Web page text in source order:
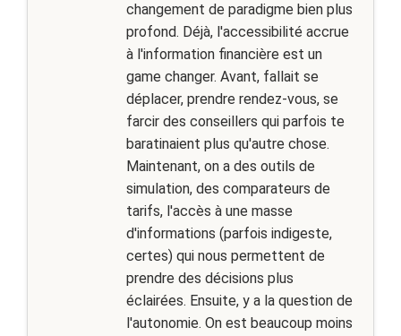
changement de paradigme bien plus
profond. Déjà, l'accessibilité accrue
à l'information financière est un
game changer. Avant, fallait se
déplacer, prendre rendez-vous, se
farcir des conseillers qui parfois te
baratinaient plus qu'autre chose.
Maintenant, on a des outils de
simulation, des comparateurs de
tarifs, l'accès à une masse
d'informations (parfois indigeste,
certes) qui nous permettent de
prendre des décisions plus
éclairées. Ensuite, y a la question de
l'autonomie. On est beaucoup moins